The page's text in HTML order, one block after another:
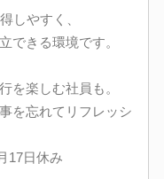
しやすく、
できる環境です。
を楽しむ社員も。
を忘れてリフレッシ
17日休み